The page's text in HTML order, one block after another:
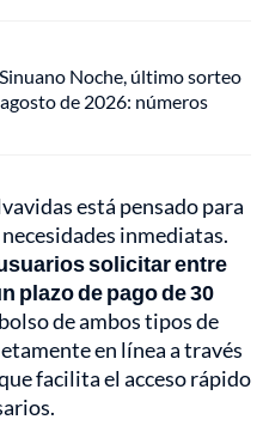
Noche, último sorteo
de 2026: números
está pensado para
inmediatas.
solicitar entre
plazo de pago de 30
de ambos tipos de
en línea a través
facilita el acceso rápido